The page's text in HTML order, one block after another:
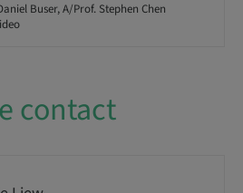
Buser, A/Prof. Stephen Chen
contact